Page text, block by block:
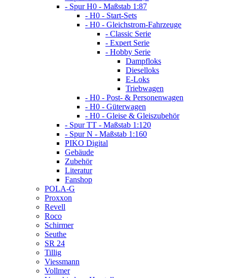
- Spur H0 - Maßstab 1:87
- H0 - Start-Sets
- H0 - Gleichstrom-Fahrzeuge
- Classic Serie
- Expert Serie
- Hobby Serie
Dampfloks
Dieselloks
E-Loks
Triebwagen
- H0 - Post- & Personenwagen
- H0 - Güterwagen
- H0 - Gleise & Gleiszubehör
- Spur TT - Maßstab 1:120
- Spur N - Maßstab 1:160
PIKO Digital
Gebäude
Zubehör
Literatur
Fanshop
POLA-G
Proxxon
Revell
Roco
Schirmer
Seuthe
SR 24
Tillig
Viessmann
Vollmer